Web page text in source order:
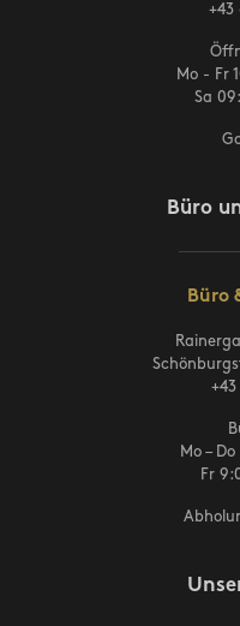
+43
Mo - Fr
Sa
Büro
Büro
Mo –
Fr